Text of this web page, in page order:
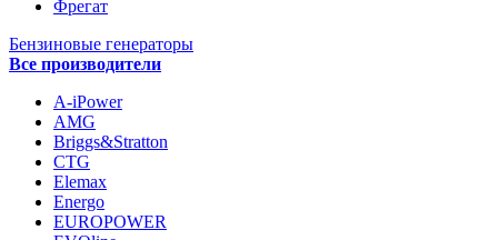
Фрегат
Бензиновые генераторы
Все производители
A-iPower
AMG
Briggs&Stratton
CTG
Elemax
Energo
EUROPOWER